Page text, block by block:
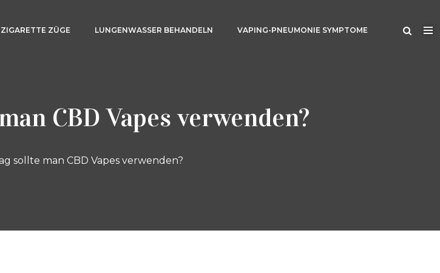
ZÜGE LUNGENWASSER BEHANDELN VAPING-PNEUMONIE SYMPTOME
CBD Vapes verwenden?
sollte man CBD Vapes verwenden?